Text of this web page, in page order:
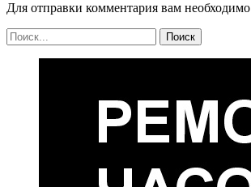
Для отправки комментария вам необходимо